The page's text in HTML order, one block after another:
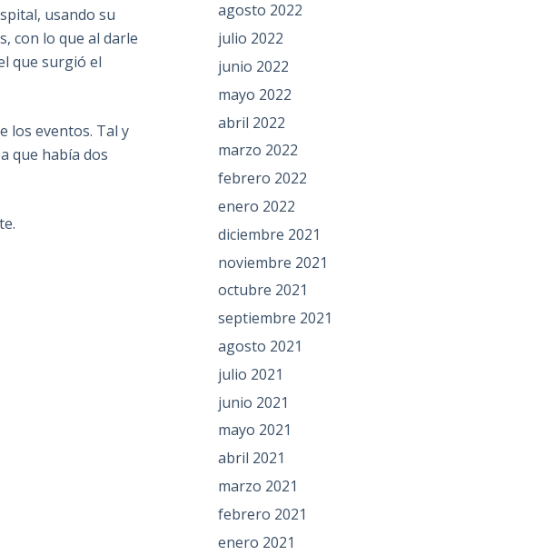
usando su
con lo que al darle
que surgió el
los eventos. Tal y
que había dos
agosto 2022
julio 2022
junio 2022
mayo 2022
abril 2022
marzo 2022
febrero 2022
enero 2022
diciembre 2021
noviembre 2021
octubre 2021
septiembre 2021
agosto 2021
julio 2021
junio 2021
mayo 2021
abril 2021
marzo 2021
febrero 2021
enero 2021